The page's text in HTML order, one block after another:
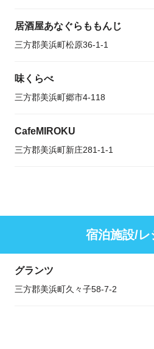
居酒屋あなぐらももんじ
三方郡美浜町松原36-1-1
味くらべ
三方郡美浜町郷市4-118
CafeMIROKU
三方郡美浜町新庄281-1-1
宿泊施設/レ
グランツ
三方郡美浜町久々子58-7-2